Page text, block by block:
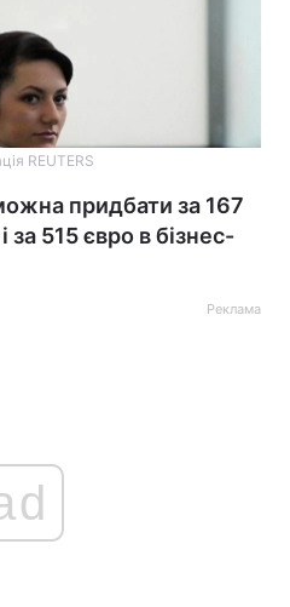
REUTERS
придбати за 167
за 515 євро в бізнес-
Реклама